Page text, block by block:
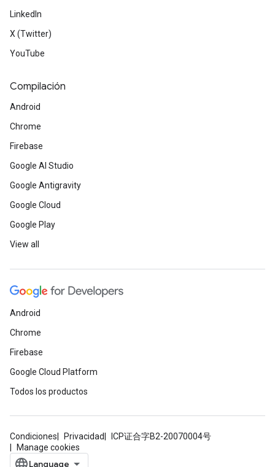
LinkedIn
X (Twitter)
YouTube
Compilación
Android
Chrome
Firebase
Google AI Studio
Google Antigravity
Google Cloud
Google Play
View all
Android
Chrome
Firebase
Google Cloud Platform
Todos los productos
Condiciones Privacidad
ICP证合字B2-20070004号
Manage cookies